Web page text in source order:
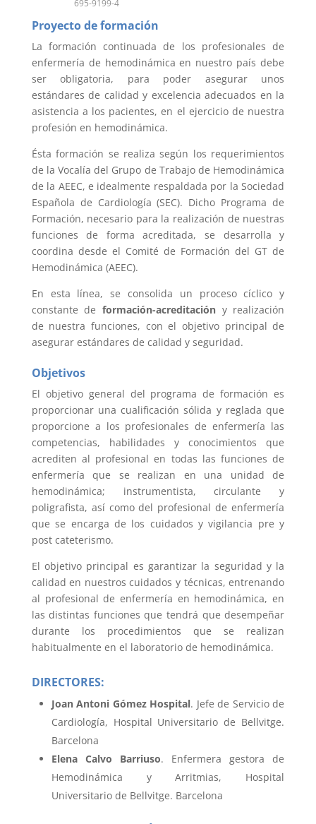
695-9199-4
Proyecto de formación
La formación continuada de los profesionales de
enfermería de hemodinámica en nuestro país debe
ser obligatoria, para poder asegurar unos
estándares de calidad y excelencia adecuados en la
asistencia a los pacientes, en el ejercicio de nuestra
profesión en hemodinámica.
Ésta formación se realiza según los requerimientos
de la Vocalía del Grupo de Trabajo de Hemodinámica
de la AEEC, e idealmente respaldada por la Sociedad
Española de Cardiología (SEC). Dicho Programa de
Formación, necesario para la realización de nuestras
funciones de forma acreditada, se desarrolla y
coordina desde el Comité de Formación del GT de
Hemodinámica (AEEC).
En esta línea, se consolida un proceso cíclico y
constante de formación-acreditación y realización
de nuestra funciones, con el objetivo principal de
asegurar estándares de calidad y seguridad.
Objetivos
El objetivo general del programa de formación es
proporcionar una cualificación sólida y reglada que
proporcione a los profesionales de enfermería las
competencias, habilidades y conocimientos que
acrediten al profesional en todas las funciones de
enfermería que se realizan en una unidad de
hemodinámica; instrumentista, circulante y
poligrafista, así como del profesional de enfermería
que se encarga de los cuidados y vigilancia pre y
post cateterismo.
El objetivo principal es garantizar la seguridad y la
calidad en nuestros cuidados y técnicas, entrenando
al profesional de enfermería en hemodinámica, en
las distintas funciones que tendrá que desempeñar
durante los procedimientos que se realizan
habitualmente en el laboratorio de hemodinámica.
DIRECTORES:
Joan Antoni Gómez Hospital. Jefe de Servicio de
Cardiología, Hospital Universitario de Bellvitge.
Barcelona
Elena Calvo Barriuso. Enfermera gestora de
Hemodinámica y Arritmias, Hospital
Universitario de Bellvitge. Barcelona